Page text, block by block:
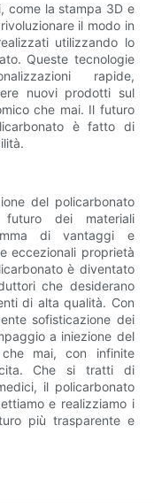
come la stampa 3D e
il modo in
utilizzando lo
Queste tecnologie
rapide,
nuovi prodotti sul
che mai. Il futuro
è fatto di
del policarbonato
dei materiali
di vantaggi e
eccezionali proprietà
è diventato
che desiderano
di alta qualità. Con
sofisticazione dei
a iniezione del
mai, con infinite
Che si tratti di
il policarbonato
e realizziamo i
più trasparente e